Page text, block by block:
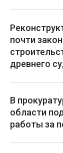
почти
древнего
В
области
работы за